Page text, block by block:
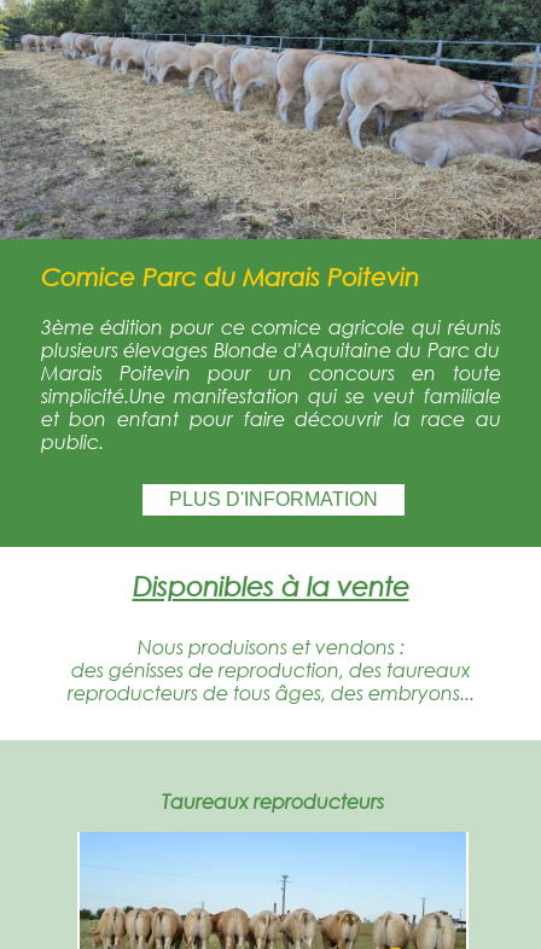
Comice Parc du Marais Poitevin
3ème édition pour ce comice agricole qui réunis
plusieurs élevages Blonde d'Aquitaine du Parc du
Marais Poitevin pour un concours en toute
simplicité.Une manifestation qui se veut familiale
et bon enfant pour faire découvrir la race au
public.
PLUS D'INFORMATION
Disponibles à la vente
Nous produisons et vendons :
des génisses de reproduction, des taureaux
reproducteurs de tous âges, des embryons...
Taureaux reproducteurs